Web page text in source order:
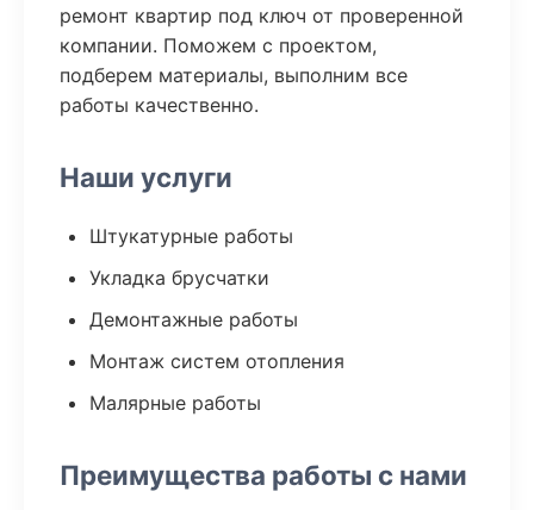
ремонт квартир под ключ от проверенной
компании. Поможем с проектом,
подберем материалы, выполним все
работы качественно.
Наши услуги
Штукатурные работы
Укладка брусчатки
Демонтажные работы
Монтаж систем отопления
Малярные работы
Преимущества работы с нами